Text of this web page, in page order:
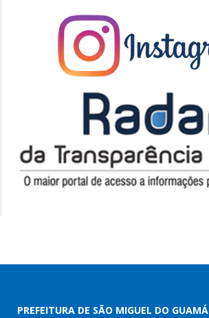
PREFEITURA DE SÃO MIGUEL DO GUAMÁ